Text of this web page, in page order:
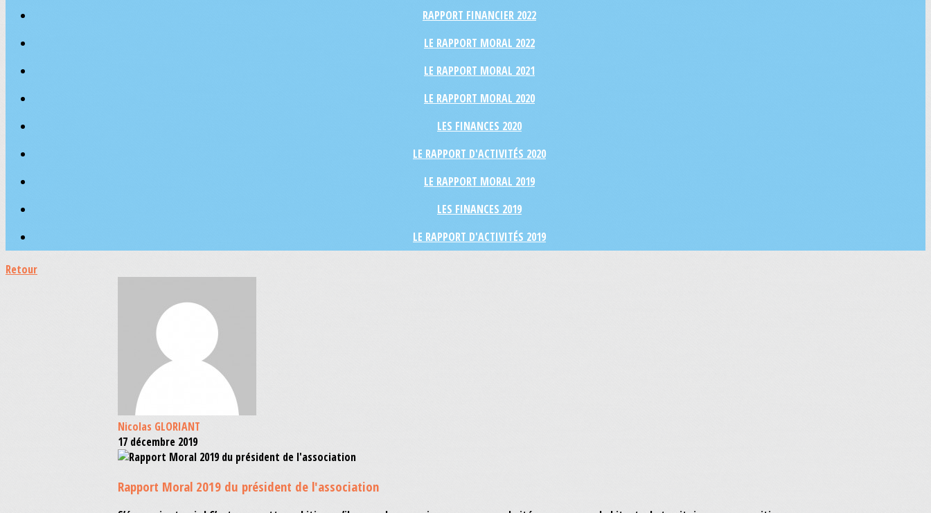
RAPPORT FINANCIER 2022
LE RAPPORT MORAL 2022
LE RAPPORT MORAL 2021
LE RAPPORT MORAL 2020
LES FINANCES 2020
LE RAPPORT D'ACTIVITÉS 2020
LE RAPPORT MORAL 2019
LES FINANCES 2019
LE RAPPORT D'ACTIVITÉS 2019
Retour
Nicolas GLORIANT
17 décembre 2019
Rapport Moral 2019 du président de l'association